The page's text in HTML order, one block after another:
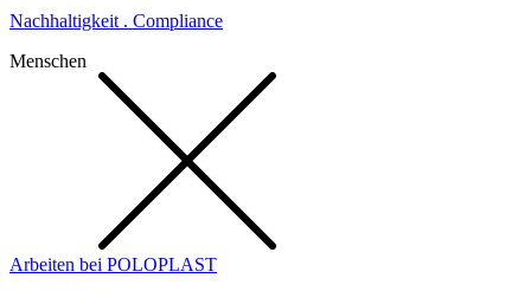
Nachhaltigkeit . Compliance
Menschen
Arbeiten bei POLOPLAST